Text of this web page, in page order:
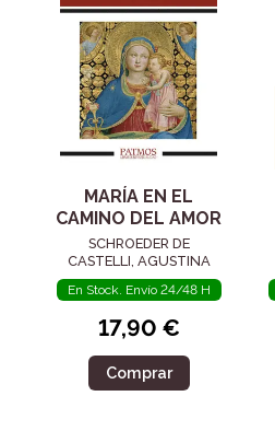
MARÍA EN EL
CAMINO DEL AMOR
SCHROEDER DE
CASTELLI, AGUSTINA
En Stock. Envío 24/48 H
17,90 €
Comprar